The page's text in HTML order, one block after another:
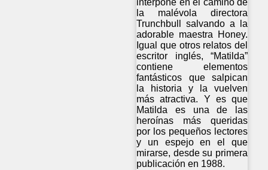
interpone en el camino de
la malévola directora
Trunchbull salvando a la
adorable maestra Honey.
Igual que otros relatos del
escritor inglés, “Matilda”
contiene elementos
fantásticos que salpican
la historia y la vuelven
más atractiva. Y es que
Matilda es una de las
heroínas más queridas
por los pequeños lectores
y un espejo en el que
mirarse, desde su primera
publicación en 1988.